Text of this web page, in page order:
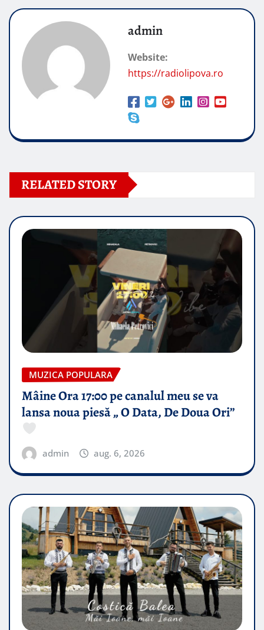
admin
Website:
https://radiolipova.ro
RELATED STORY
MUZICA POPULARA
Mâine Ora 17:00 pe canalul meu se va
lansa noua piesă „ O Data, De Doua Ori”
admin aug. 6, 2026